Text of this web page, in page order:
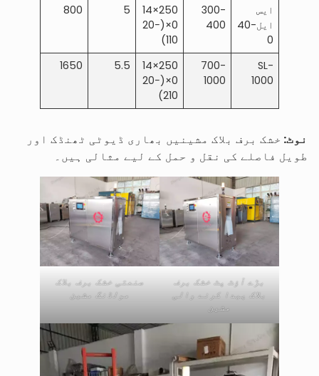
ایس
ایل-40
0
300-
400
250×14
0×(20−
110)
5
800
SL-
1000
700-
1000
250×14
0×(20−
210)
5.5
1650
نوٹ: خشک برف بلاک مشینیں بھاری ڈیوٹی ٹھنڈک اور
طویل فاصلے کی نقل و حمل کے لیے مثالی ہیں۔
بڑے آؤٹ پٹ خشک برف
بلاک پیدا کرنے والی
مشین
صنعتی خشک برف بلاک
مولڈنگ مشین